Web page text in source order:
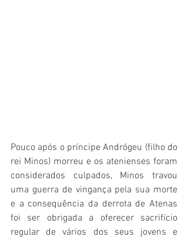
Pouco após o príncipe Andrógeu (filho do
rei Minos) morreu e os atenienses foram
considerados culpados, Minos travou
uma guerra de vingança pela sua morte
e a consequência da derrota de Atenas
foi ser obrigada a oferecer sacrifício
regular de vários dos seus jovens e